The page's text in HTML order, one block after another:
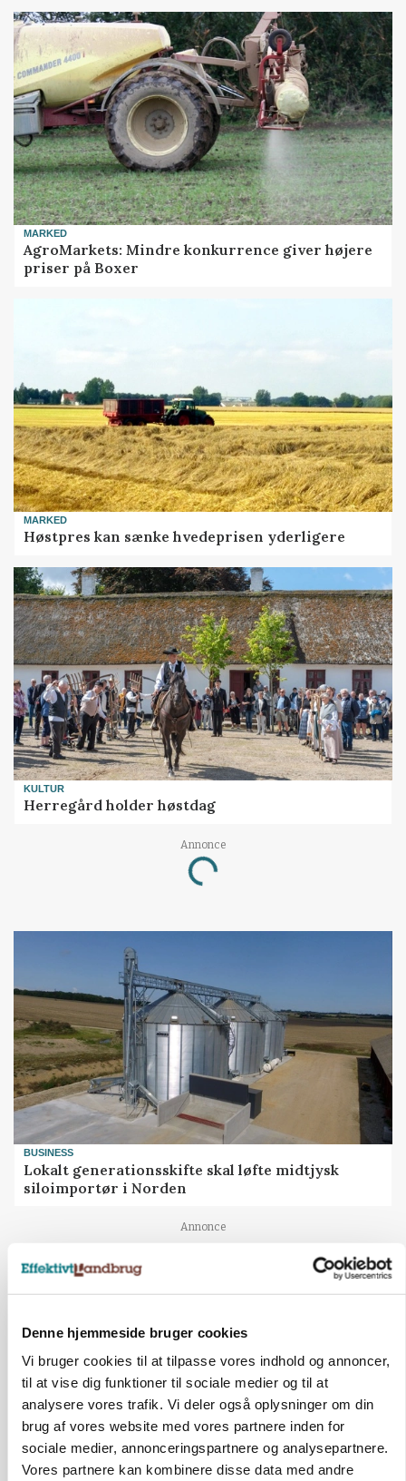
Denne hjemmeside bruger cookies
Vi bruger cookies til at tilpasse vores indhold og annoncer,
til at vise dig funktioner til sociale medier og til at
analysere vores trafik. Vi deler også oplysninger om din
brug af vores website med vores partnere inden for
sociale medier, annonceringspartnere og analysepartnere.
Vores partnere kan kombinere disse data med andre
MARKED
AgroMarkets: Mindre konkurrence giver højere
priser på Boxer
MARKED
Høstpres kan sænke hvedeprisen yderligere
KULTUR
Herregård holder høstdag
Annonce
Loading...
BUSINESS
Lokalt generationsskifte skal løfte midtjysk
siloimportør i Norden
Annonce
BUSINESS